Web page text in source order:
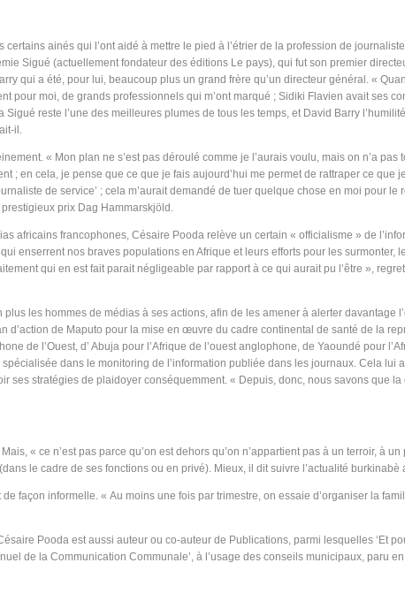
certains ainés qui l’ont aidé à mettre le pied à l’étrier de la profession de
Sigué (actuellement fondateur des éditions Le pays), qui fut son premier
qui a été, pour lui, beaucoup plus un grand frère qu’un directeur général. «
pour moi, de grands professionnels qui m’ont marqué ; Sidiki Flavien avait ses
reste l’une des meilleures plumes de tous les temps, et David Barry
il.
« Mon plan ne s’est pas déroulé comme je l’aurais voulu, mais on n’a pas
; en cela, je pense que ce que je fais aujourd’hui me permet de rattraper ce
de service’ ; cela m’aurait demandé de tuer quelque chose en moi pour
prix Dag Hammarskjöld.
africains francophones, Césaire Pooda relève un certain « officialisme » de
enserrent nos braves populations en Afrique et leurs efforts pour les
qui en est fait parait négligeable par rapport à ce qui aurait pu l’être »,
les hommes de médias à ses actions, afin de les amener à alerter
d’action de Maputo pour la mise en œuvre du cadre continental de santé de la
de l’Ouest, d’ Abuja pour l’Afrique de l’ouest anglophone, de Yaoundé pour
spécialisée dans le monitoring de l’information publiée dans les journaux. Cela
ses stratégies de plaidoyer conséquemment. « Depuis, donc, nous savons que
« ce n’est pas parce qu’on est dehors qu’on n’appartient pas à un terroir, à
le cadre de ses fonctions ou en privé). Mieux, il dit suivre l’actualité
façon informelle. « Au moins une fois par trimestre, on essaie d’organiser la
Pooda est aussi auteur ou co-auteur de Publications, parmi lesquelles ‘Et
de la Communication Communale’, à l’usage des conseils municipaux, paru